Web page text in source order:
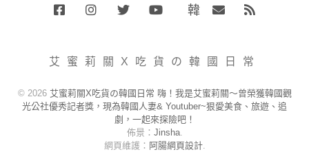
韓
小
賣
艾蜜莉關X吃貨の韓國日常
© 2026 艾蜜莉關X吃貨の韓國日常 嗨！我是艾蜜莉關～曾榮獲韓國觀
光公社優秀記者獎，現為韓國人妻& Youtuber~狠愛美食、旅遊、追
劇，一起來探險吧！
佈景： Jinsha.
網頁維護： 阿腸網頁設計.